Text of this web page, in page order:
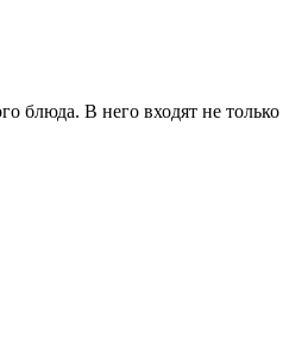
блюда. В него входят не только